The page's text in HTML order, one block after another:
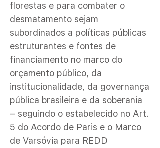
florestas e para combater o
desmatamento sejam
subordinados a políticas públicas
estruturantes e fontes de
financiamento no marco do
orçamento público, da
institucionalidade, da governança
pública brasileira e da soberania
– seguindo o estabelecido no Art.
5 do Acordo de Paris e o Marco
de Varsóvia para REDD